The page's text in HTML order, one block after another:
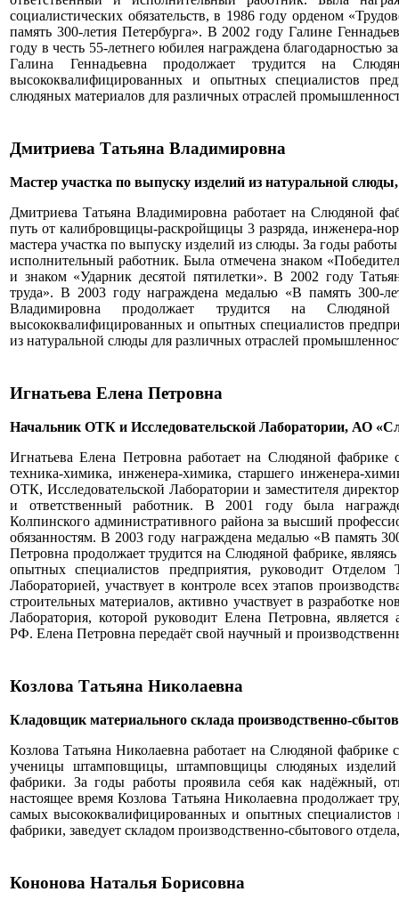
социалистических обязательств, в 1986 году орденом
память 300-летия Петербурга». В 2002 году Галине
году в честь 55-летнего юбилея награждена благодарностью
Галина Геннадьевна продолжает трудится на
высококвалифицированных и опытных специалистов
слюдяных материалов для различных отраслей
Дмитриева Татьяна Владимировна
Мастер участка по выпуску изделий из натуральной
Дмитриева Татьяна Владимировна работает на Слюдяной
путь от калибровщицы-раскройщицы 3 разряда, инженера-
мастера участка по выпуску изделий из слюды. За годы
исполнительный работник. Была отмечена знаком
и знаком «Ударник десятой пятилетки». В 2002 году
труда». В 2003 году награждена медалью «В память 300-
Владимировна продолжает трудится на
высококвалифицированных и опытных специалистов
из натуральной слюды для различных отраслей
Игнатьева Елена Петровна
Начальник ОТК и Исследовательской Лаборатории, АО
Игнатьева Елена Петровна работает на Слюдяной
техника-химика, инженера-химика, старшего инженера-
ОТК, Исследовательской Лаборатории и заместителя
и ответственный работник. В 2001 году была
Колпинского административного района за высший
обязанностям. В 2003 году награждена медалью «В память
Петровна продолжает трудится на Слюдяной фабрике,
опытных специалистов предприятия, руководит Отделом
Лабораторией, участвует в контроле всех этапов
строительных материалов, активно участвует в разработке
Лаборатория, которой руководит Елена Петровна, является
РФ. Елена Петровна передаёт свой научный и
Козлова Татьяна Николаевна
Кладовщик материального склада производственно-
Козлова Татьяна Николаевна работает на Слюдяной фабрике
ученицы штамповщицы, штамповщицы слюдяных изделий
фабрики. За годы работы проявила себя как надёжный,
настоящее время Козлова Татьяна Николаевна продолжает
самых высококвалифицированных и опытных специалистов
фабрики, заведует складом производственно-сбытового
Кононова Наталья Борисовна